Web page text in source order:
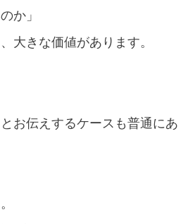
か」
大きな価値があります。
お伝えするケースも普通にあ